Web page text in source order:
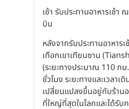
เช้า รับประทานอาหารเช้
บิน
หลังจากรับประทานอาหาร
เทือกเขาเทียนซาน
(ระยะทางประมาณ 110 ก
ชั่วโมง ระยะทางและเวลาเ
เปลี่ยนแปลงขึ้นอยู่กับร้านอ
ที่ใหญ่ที่สุดในโลกและได้รับ